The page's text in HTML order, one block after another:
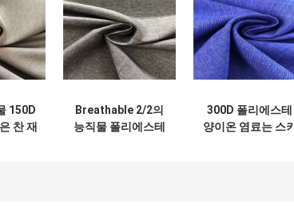
150D
찬 재
Breathable 2/2의
능직물 폴리에스테
300D 폴리에스테
양이온 염료는 스키